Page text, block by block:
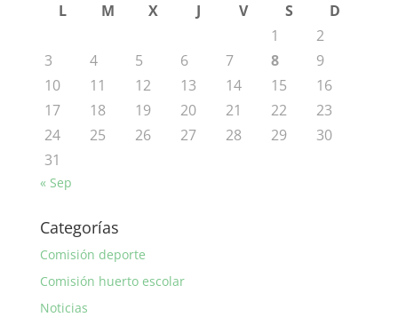
L M X J V S
D
1
2
3
4 5 6 7 8
9
10
11 12 13 14 15
16
17
18 19 20 21 22
23
24
25 26 27 28 29
30
31
« Sep
Categorías
Comisión deporte
Comisión huerto escolar
Noticias